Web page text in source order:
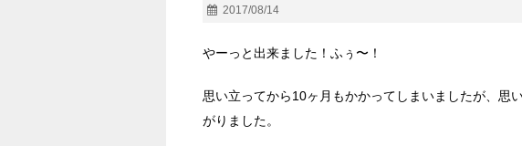
2017/08/14
やーっと出来ました！ふぅ〜！
思い立ってから10ヶ月もかかってしまいましたが、思
がりました。